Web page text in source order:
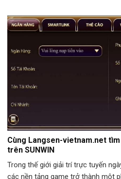
Cùng Langsen-vietnam.net
trên SUNWIN
Trong thế giới giải trí trực tuyến
các nền tảng game trở thành một